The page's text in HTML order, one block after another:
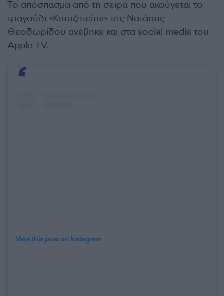
Το απόσπασμα από τη σειρά που ακούγεται το
τραγούδι «Καταζητείται» της Νατάσας
Θεοδωρίδου ανέβηκε και στα social media του
Apple TV.
View this post on Instagram